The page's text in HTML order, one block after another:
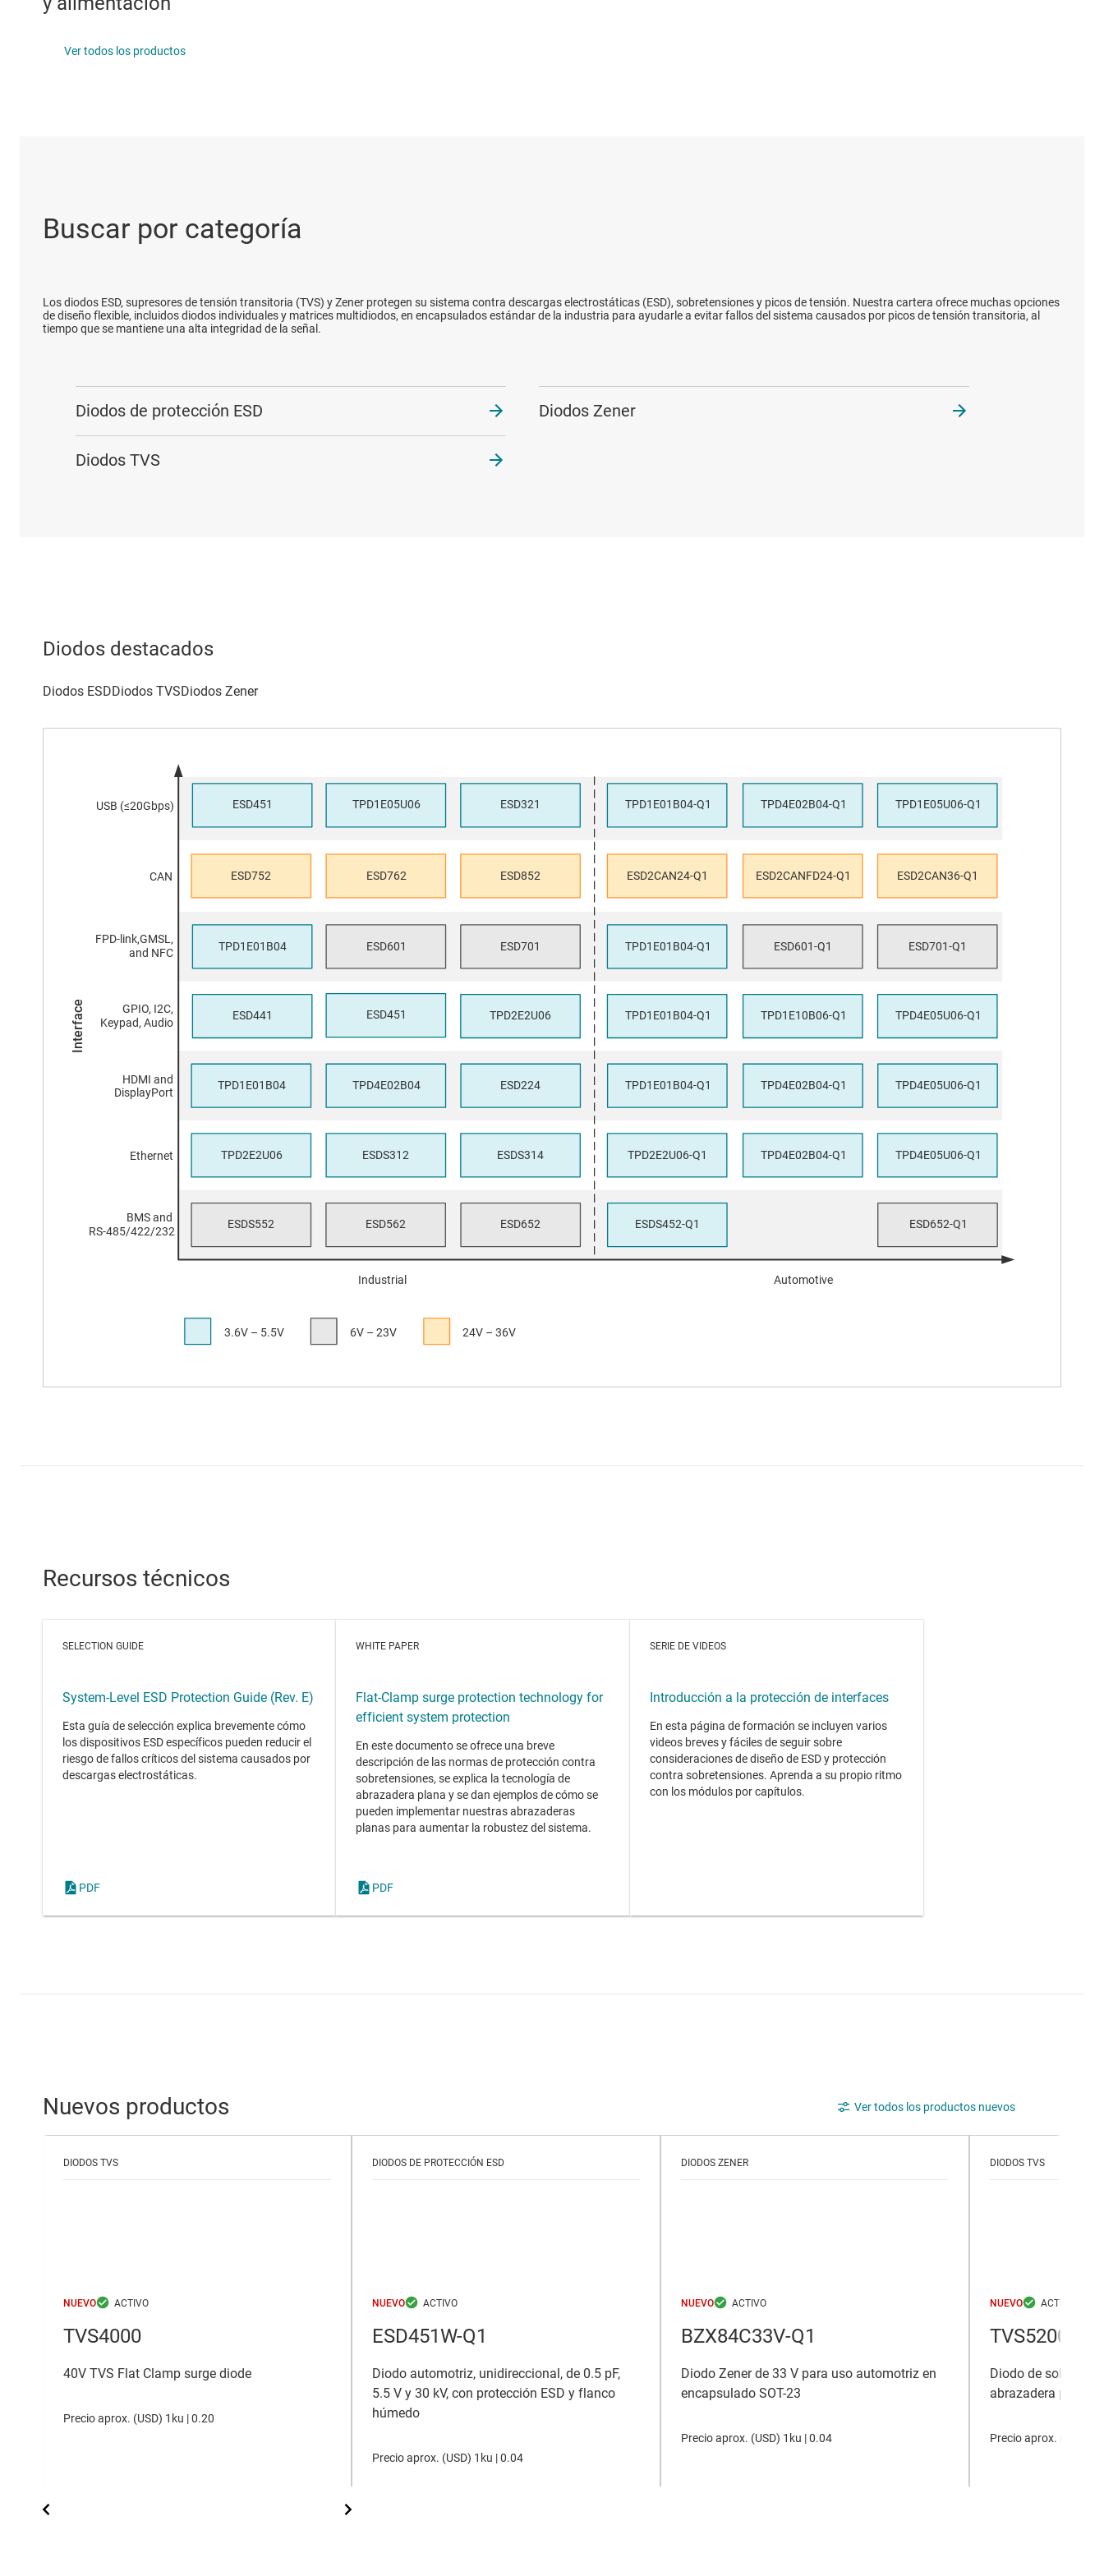
Ver todos los productos
Buscar por categoría
Los diodos ESD, supresores de tensión transitoria (TVS) y Zener protegen su sistema contra descargas electrostáticas (ESD), sobretensiones y picos de tensión. Nuestra cartera ofrece muchas opciones
de diseño flexible, incluidos diodos individuales y matrices multidiodos, en encapsulados estándar de la industria para ayudarle a evitar fallos del sistema causados por picos de tensión transitoria, al
tiempo que se mantiene una alta integridad de la señal.
Diodos de protección ESD
Diodos TVS
Diodos Zener
Diodos destacados
Recursos técnicos
SELECTION GUIDE
System-Level ESD Protection Guide (Rev. E)
Esta guía de selección explica brevemente cómo
los dispositivos ESD específicos pueden reducir el
riesgo de fallos críticos del sistema causados por
descargas electrostáticas.
PDF
WHITE PAPER
Flat-Clamp surge protection technology for
efficient system protection
En este documento se ofrece una breve
descripción de las normas de protección contra
sobretensiones, se explica la tecnología de
abrazadera plana y se dan ejemplos de cómo se
pueden implementar nuestras abrazaderas
planas para aumentar la robustez del sistema.
PDF
SERIE DE VIDEOS
Introducción a la protección de interfaces
En esta página de formación se incluyen varios
videos breves y fáciles de seguir sobre
consideraciones de diseño de ESD y protección
contra sobretensiones. Aprenda a su propio ritmo
con los módulos por capítulos.
Nuevos productos Ver todos los productos nuevos
DIODOS TVS
NUEVO
TVS4000
40V TVS Flat Clamp surge diode
Precio aprox. (USD) 1ku |0.20
DIODOS DE PROTECCIÓN ESD
NUEVO
ESD451W-Q1
Diodo automotriz, unidireccional, de 0.5 pF,
5.5 V y 30 kV, con protección ESD y flanco
húmedo
Precio aprox. (USD) 1ku |0.04
DIODOS ZENER
NUEVO
BZX84C33V-Q1
Diodo Zener de 33 V para uso automotriz en
encapsulado SOT-23
Precio aprox. (USD) 1ku |0.04
DIODOS TVS
NUEVO
TVS5200
Diodo de
abrazadera plana
Precio aprox. (